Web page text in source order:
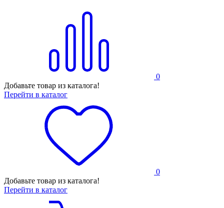
0
Добавьте товар из каталога!
Перейти в каталог
0
Добавьте товар из каталога!
Перейти в каталог